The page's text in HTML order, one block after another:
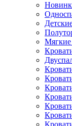
Мягкие